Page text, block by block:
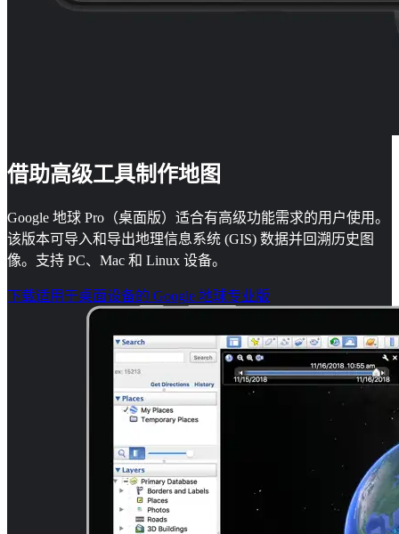
借助高级工具制作地图
Google 地球 Pro（桌面版）适合有高级功能需求的用户使用。
该版本可导入和导出地理信息系统 (GIS) 数据并回溯历史图
像。支持 PC、Mac 和 Linux 设备。
下载适用于桌面设备的 Google 地球专业版